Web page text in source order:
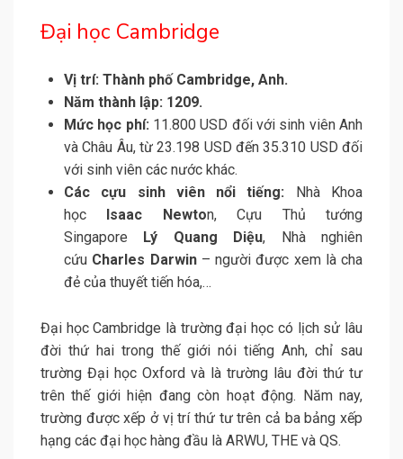
Đại học Cambridge
Vị trí: Thành phố Cambridge, Anh.
Năm thành lập: 1209.
Mức học phí: 11.800 USD đối với sinh viên Anh
và Châu Âu, từ 23.198 USD đến 35.310 USD đối
với sinh viên các nước khác.
Các cựu sinh viên nổi tiếng: Nhà Khoa
học Isaac Newton, Cựu Thủ tướng
Singapore
Lý Quang Diệu, Nhà nghiên
cứu Charles Darwin– người được xem là cha
đẻ của thuyết tiến hóa,…
Đại học Cambridge là trường đại học có lịch sử lâu
đời thứ hai trong thế giới nói tiếng Anh, chỉ sau
trường Đại học Oxford và là trường lâu đời thứ tư
trên thế giới hiện đang còn hoạt động. Năm nay,
trường được xếp ở vị trí thứ tư trên cả ba bảng xếp
hạng các đại học hàng đầu là ARWU, THE và QS.